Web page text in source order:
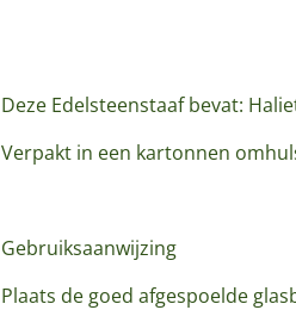
Deze Edelsteenstaaf bevat:
Verpakt in een kartonnen
Gebruiksaanwijzing
Plaats de goed afgespoelde